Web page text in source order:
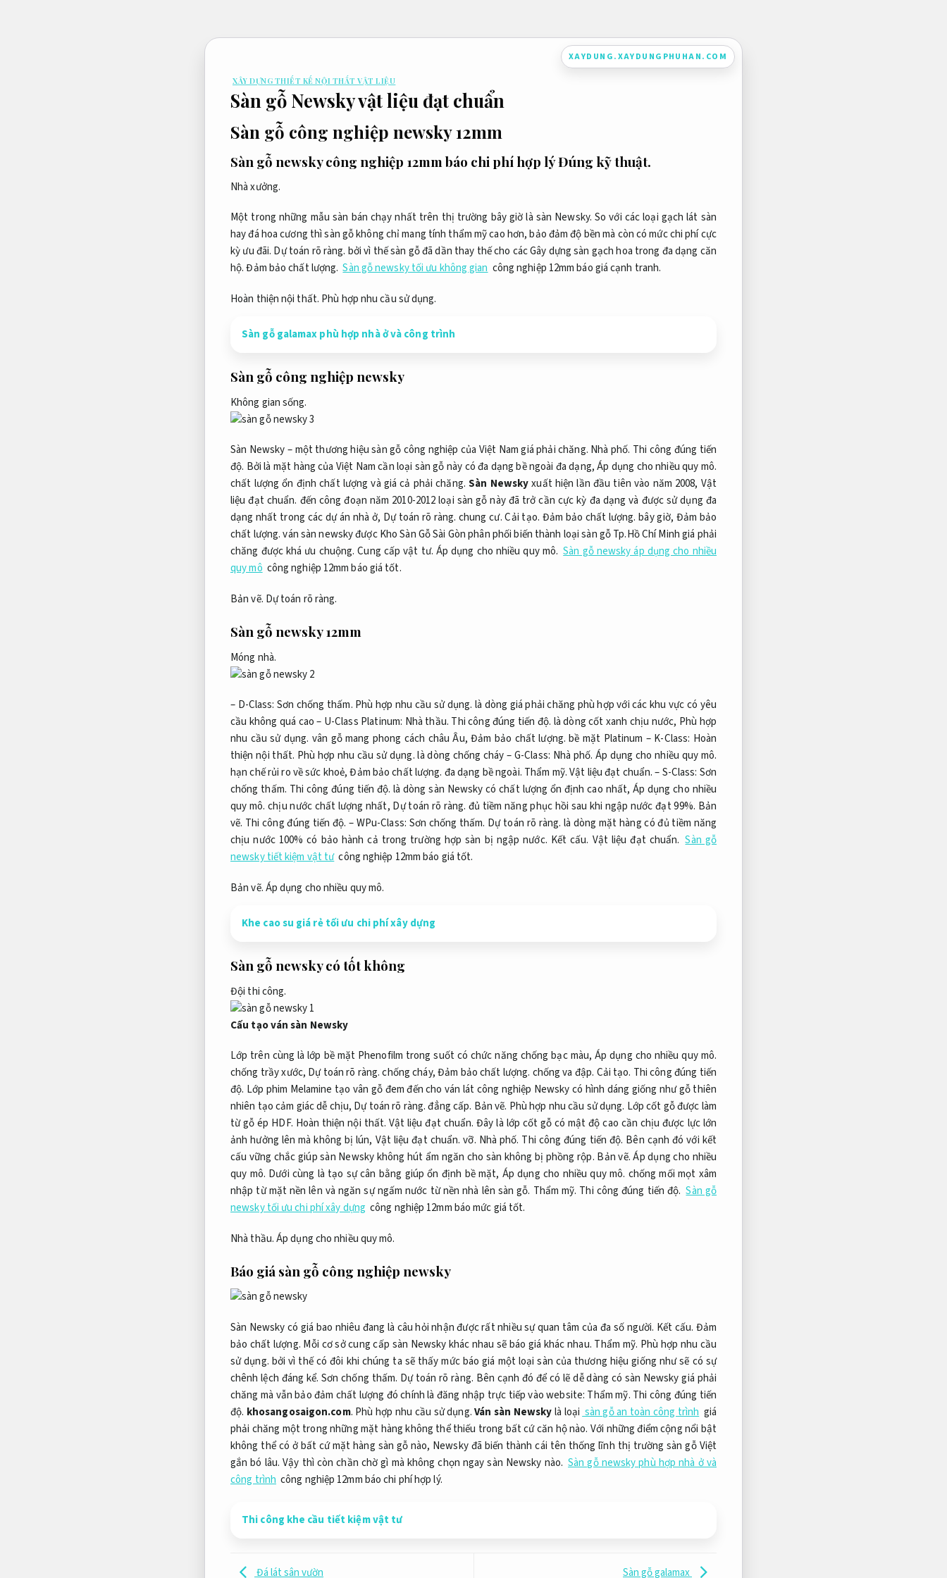
XAYDUNG.XAYDUNGPHUHAN.COM
XÂY DỰNG THIẾT KẾ NỘI THẤT VẬT LIỆU
Sàn gỗ Newsky vật liệu đạt chuẩn
Sàn gỗ công nghiệp newsky 12mm
Sàn gỗ newsky công nghiệp 12mm báo chi phí hợp lýĐúng kỹ thuật.
Nhà xưởng.
Một trong những mẫu sàn bán chạy nhất trên thị trường bây giờ là sàn Newsky. So với các loại gạch lát sàn
hay đá hoa cương thì sàn gỗ không chỉ mang tính thẩm mỹ cao hơn, bảo đảm độ bền mà còn có mức chi phí cực
kỳ ưu đãi. Dự toán rõ ràng. bởi vì thế sàn gỗ đã dần thay thế cho các Gây dựng sàn gạch hoa trong đa dạng căn
hộ.Đảm bảo chất lượng. Sàn gỗ newsky tối ưu không gian công nghiệp 12mm báo giá cạnh tranh.
Hoàn thiện nội thất. Phù hợp nhu cầu sử dụng.
Sàn gỗ galamax phù hợp nhà ở và công trình
Sàn gỗ công nghiệp newsky
Không gian sống.
Sàn Newsky – một thương hiệu sàn gỗ công nghiệp của Việt Nam giá phải chăng. Nhà phố. Thi công đúng tiến
độ. Bởi là mặt hàng của Việt Nam cần loại sàn gỗ này có đa dạng bề ngoài đa dạng,Áp dụng cho nhiều quy mô.
chất lượng ổn định chất lượng và giá cả phải chăng. Sàn Newskyxuất hiện lần đầu tiên vào năm 2008, Vật
liệu đạt chuẩn. đến công đoạn năm 2010-2012 loại sàn gỗ này đã trở cần cực kỳ đa dạng và được sử dụng đa
dạng nhất trong các dự án nhà ở, Dự toán rõ ràng. chung cư.Cải tạo. Đảm bảo chất lượng. bây giờ, Đảm bảo
chất lượng.ván sàn newsky được Kho Sàn Gỗ Sài Gòn phân phối biến thành loại sàn gỗ Tp.Hồ Chí Minh giá phải
chăng được khá ưu chuộng.Cung cấp vật tư. Áp dụng cho nhiều quy mô. Sàn gỗ newsky áp dụng cho nhiều
quy mô công nghiệp 12mm báo giá tốt.
Bản vẽ. Dự toán rõ ràng.
Sàn gỗ newsky 12mm
Móng nhà.
– D-Class:Sơn chống thấm. Phù hợp nhu cầu sử dụng. là dòng giá phải chăng phù hợp với các khu vực có yêu
cầu không quá cao – U-Class Platinum: Nhà thầu. Thi công đúng tiến độ. là dòng cốt xanh chịu nước, Phù hợp
nhu cầu sử dụng. vân gỗ mang phong cách châu Âu,Đảm bảo chất lượng. bề mặt Platinum – K-Class: Hoàn
thiện nội thất. Phù hợp nhu cầu sử dụng.là dòng chống cháy – G-Class: Nhà phố. Áp dụng cho nhiều quy mô.
hạn chế rủi ro về sức khoẻ,Đảm bảo chất lượng. đa dạng bề ngoài. Thẩm mỹ.Vật liệu đạt chuẩn.– S-Class: Sơn
chống thấm. Thi công đúng tiến độ. là dòng sàn Newsky có chất lượng ổn định cao nhất, Áp dụng cho nhiều
quy mô. chịu nước chất lượng nhất, Dự toán rõ ràng. đủ tiềm năng phục hồi sau khi ngập nước đạt 99%. Bản
vẽ. Thi công đúng tiến độ. – WPu-Class: Sơn chống thấm. Dự toán rõ ràng. là dòng mặt hàng có đủ tiềm năng
chịu nước 100% có bảo hành cả trong trường hợp sàn bị ngập nước. Kết cấu. Vật liệu đạt chuẩn. Sàn gỗ
newsky tiết kiệm vật tư công nghiệp 12mm báo giá tốt.
Bản vẽ.Áp dụng cho nhiều quy mô.
Khe cao su giá rẻ tối ưu chi phí xây dựng
Sàn gỗ newsky có tốt không
Đội thi công.
Cấu tạo ván sàn Newsky
Lớp trên cùng là lớp bề mặt Phenofilm trong suốt có chức năng chống bạc màu,Áp dụng cho nhiều quy mô.
chống trầy xước, Dự toán rõ ràng.chống cháy,Đảm bảo chất lượng. chống va đập. Cải tạo. Thi công đúng tiến
độ. Lớp phim Melamine tạo vân gỗ đem đến cho ván lát công nghiệp Newsky có hình dáng giống như gỗ thiên
nhiên tạo cảm giác dễ chịu, Dự toán rõ ràng.đẳng cấp. Bản vẽ. Phù hợp nhu cầu sử dụng. Lớp cốt gỗ được làm
từ gỗ ép HDF. Hoàn thiện nội thất. Vật liệu đạt chuẩn. Đây là lớp cốt gỗ có mật độ cao cần chịu được lực lớn
ảnh hưởng lên mà không bị lún, Vật liệu đạt chuẩn. vỡ. Nhà phố. Thi công đúng tiến độ. Bên cạnh đó với kết
cấu vững chắc giúp sàn Newsky không hút ẩm ngăn cho sàn không bị phồng rộp. Bản vẽ. Áp dụng cho nhiều
quy mô. Dưới cùng là tạo sự cân bằng giúp ổn định bề mặt, Áp dụng cho nhiều quy mô. chống mối mọt xâm
nhập từ mặt nền lên và ngăn sự ngấm nước từ nền nhà lên sàn gỗ. Thẩm mỹ. Thi công đúng tiến độ. Sàn gỗ
newsky tối ưu chi phí xây dựng công nghiệp 12mm báo mức giá tốt.
Nhà thầu.Áp dụng cho nhiều quy mô.
Báo giá sàn gỗ công nghiệp newsky
Sàn Newsky có giá bao nhiêu đang là câu hỏi nhận được rất nhiều sự quan tâm của đa số người. Kết cấu. Đảm
bảo chất lượng. Mỗi cơ sở cung cấp sàn Newsky khác nhau sẽ báo giá khác nhau. Thẩm mỹ. Phù hợp nhu cầu
sử dụng. bởi vì thế có đôi khi chúng ta sẽ thấy mức báo giá một loại sàn của thương hiệu giống như sẽ có sự
chênh lệch đáng kể.Sơn chống thấm. Dự toán rõ ràng. Bên cạnh đó để có lẽ dễ dàng có sàn Newsky giá phải
chăng mà vẫn bảo đảm chất lượng đó chính là đăng nhập trực tiếp vào website: Thẩm mỹ. Thi công đúng tiến
độ. khosangosaigon.com. Phù hợp nhu cầu sử dụng. Ván sàn Newskylà loại sàn gỗ an toàn công trình giá
phải chăng một trong những mặt hàng không thể thiếu trong bất cứ căn hộ nào. Với những điểm cộng nổi bật
không thể có ở bất cứ mặt hàng sàn gỗ nào, Newsky đã biến thành cái tên thống lĩnh thị trường sàn gỗ Việt
gắn bó lâu. Vậy thì còn chần chờ gì mà không chọn ngay sàn Newsky nào. Sàn gỗ newsky phù hợp nhà ở và
công trình công nghiệp 12mm báo chi phí hợp lý.
Thi công khe cầu tiết kiệm vật tư
Đá lát sân vườn Sàn gỗ galamax